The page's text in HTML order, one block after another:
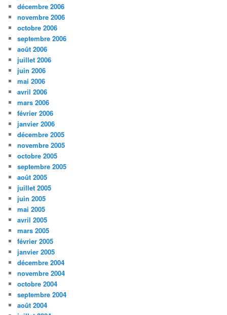
décembre 2006
novembre 2006
octobre 2006
septembre 2006
août 2006
juillet 2006
juin 2006
mai 2006
avril 2006
mars 2006
février 2006
janvier 2006
décembre 2005
novembre 2005
octobre 2005
septembre 2005
août 2005
juillet 2005
juin 2005
mai 2005
avril 2005
mars 2005
février 2005
janvier 2005
décembre 2004
novembre 2004
octobre 2004
septembre 2004
août 2004